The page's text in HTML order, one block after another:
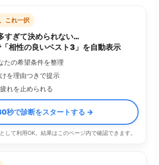
これ一択
すぎて決められない…
相性の良いベスト3」を自動表示
たの希望条件を整理
を理由つきで提示
れを止められる
秒で診断をスタートする →
して利用OK。結果はこのページ内で確認できます。